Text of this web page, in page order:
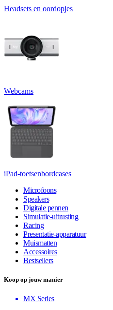
Headsets en oordopjes
Webcams
iPad-toetsenbordcases
Microfoons
Speakers
Digitale pennen
Simulatie-uitrusting
Racing
Presentatie-apparatuur
Muismatten
Accessoires
Bestsellers
Koop op jouw manier
MX Series